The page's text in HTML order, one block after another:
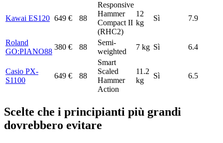
Kawai ES120 649 € 88
Responsive
Hammer
Compact II
(RHC2)
12
kg
Sì 7.9
Roland
GO:PIANO88
380 € 88
Semi-
weighted
7 kg Sì 6.4
Casio PX-
S1100
649 € 88
Smart
Scaled
Hammer
Action
11.2
kg
Sì 6.5
Scelte che i principianti più grandi
dovrebbero evitare